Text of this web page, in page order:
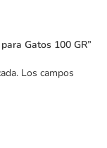
Gatos 100 GR”
Los campos